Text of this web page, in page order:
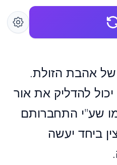
של אהבת הזולת.
להדליק את אור
שע"י התחברותם
ביחד יעשה